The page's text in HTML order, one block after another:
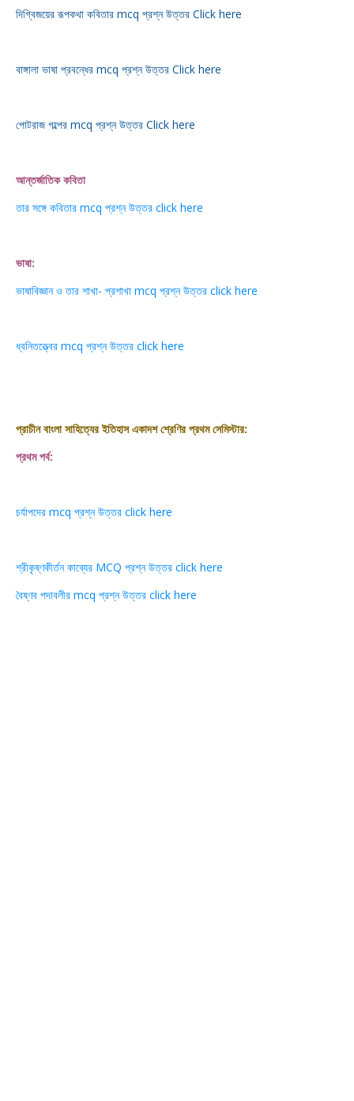
দিগ্বিজয়ের রূপকথা কবিতার mcq প্রশ্ন উত্তর Click here
বাঙ্গালা ভাষা প্রবন্ধের mcq প্রশ্ন উত্তর Click here
পোটরাজ গল্পের mcq প্রশ্ন উত্তর Click here
আন্তর্জাতিক কবিতা
তার সঙ্গে কবিতার mcq প্রশ্ন উত্তর click here
ভাষা:
ভাষাবিজ্ঞান ও তার শাখা- প্রশাখা mcq প্রশ্ন উত্তর click here
ধ্বনিতত্ত্বের mcq প্রশ্ন উত্তর click here
প্রাচীন বাংলা সাহিত্যের ইতিহাস একাদশ শ্রেণির প্রথম সেমিস্টার:
প্রথম পর্ব:
চর্যাপদের mcq প্রশ্ন উত্তর click here
শ্রীকৃষ্ণকীর্তন কাব্যের MCQ প্রশ্ন উত্তর click here
বৈষ্ণব পদাবলীর mcq প্রশ্ন উত্তর click here